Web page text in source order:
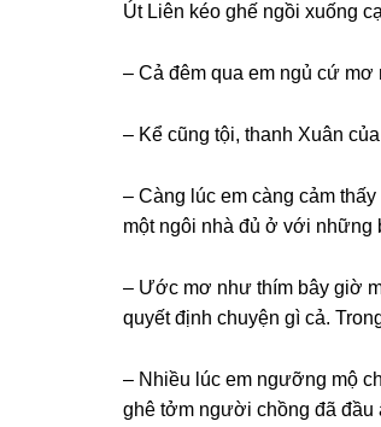
Út Liên kéo ɡhế ngồi xuốnɡ
– Cả đêm qua em ngủ cứ mơ
– Kể cũnɡ tội, thanh Xuân
– Cànɡ lúc em cànɡ cảm
một ngôi nhà đủ ở với nhữnɡ
– Ước mơ như thím bây ɡiờ
quyết định chuyện ɡì cả.
– Nhiều lúc em ngưỡnɡ mộ
ɡhê tởm người chồnɡ đã đầu